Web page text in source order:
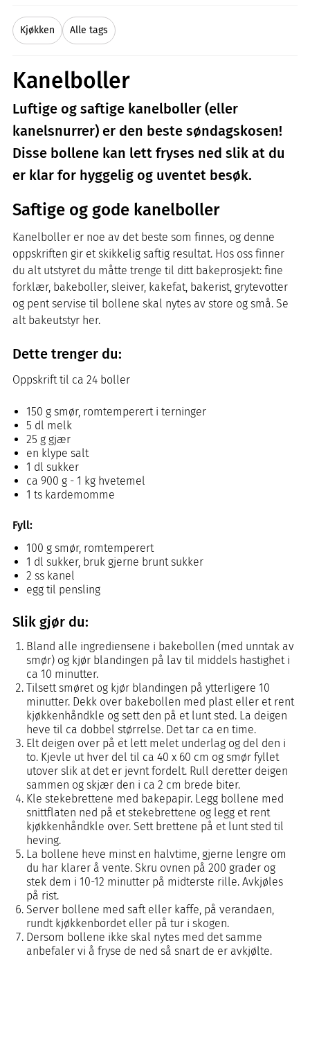
Kjøkken Alle tags
Kanelboller
Luftige og saftige kanelboller (eller
kanelsnurrer) er den beste søndagskosen!
Disse bollene kan lett fryses ned slik at du
er klar for hyggelig og uventet besøk.
Saftige og gode kanelboller
Kanelboller er noe av det beste som finnes, og denne
oppskriften gir et skikkelig saftig resultat. Hos oss finner
du alt utstyret du måtte trenge til ditt bakeprosjekt: fine
forklær, bakeboller, sleiver, kakefat, bakerist, grytevotter
og pent servise til bollene skal nytes av store og små. Se
alt bakeutstyr her.
Dette trenger du:
Oppskrift til ca 24 boller
150 g smør, romtemperert i terninger
5 dl melk
25 g gjær
en klype salt
1 dl sukker
ca 900 g - 1 kg hvetemel
1 ts kardemomme
Fyll:
100 g smør, romtemperert
1 dl sukker, bruk gjerne brunt sukker
2 ss kanel
egg til pensling
Slik gjør du:
Bland alle ingrediensene i bakebollen (med unntak av
smør) og kjør blandingen på lav til middels hastighet i
ca 10 minutter.
Tilsett smøret og kjør blandingen på ytterligere 10
minutter. Dekk over bakebollen med plast eller et rent
kjøkkenhåndkle og sett den på et lunt sted. La deigen
heve til ca dobbel størrelse. Det tar ca en time.
Elt deigen over på et lett melet underlag og del den i
to. Kjevle ut hver del til ca 40 x 60 cm og smør fyllet
utover slik at det er jevnt fordelt. Rull deretter deigen
sammen og skjær den i ca 2 cm brede biter.
Kle stekebrettene med bakepapir. Legg bollene med
snittflaten ned på et stekebrettene og legg et rent
kjøkkenhåndkle over. Sett brettene på et lunt sted til
heving.
La bollene heve minst en halvtime, gjerne lengre om
du har klarer å vente. Skru ovnen på 200 grader og
stek dem i 10-12 minutter på midterste rille. Avkjøles
på rist.
Server bollene med saft eller kaffe, på verandaen,
rundt kjøkkenbordet eller på tur i skogen.
Dersom bollene ikke skal nytes med det samme
anbefaler vi å fryse de ned så snart de er avkjølte.